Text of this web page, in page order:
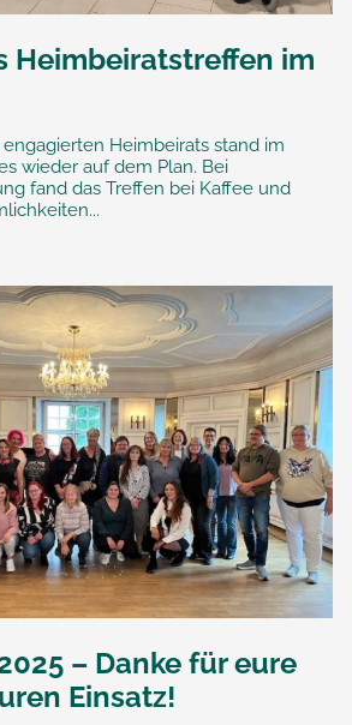
Heimbeiratstreffen im
Heimbeirats stand im
wieder auf dem Plan. Bei
fand das Treffen bei Kaffee und
– Danke für eure
Einsatz!